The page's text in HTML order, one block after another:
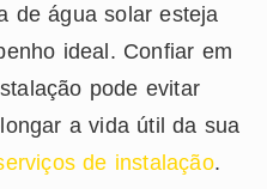
de água solar esteja
ideal. Confiar em
pode evitar
a vida útil da sua
de instalação.